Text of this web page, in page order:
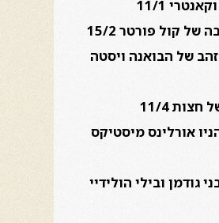
11/1
של קול פורטר 15/2
של הבואנה ויסטה
11/4
אורלינס מיסטיקס
גודמן ובילי הולידיי